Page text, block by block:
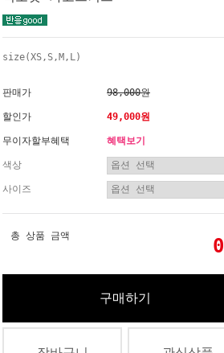
size(XS,S,M,L)
판매가 98,000원
할인가 49,000원
무이자할부혜택 혜택보기
색상
사이즈
총 상품 금액 0
구매하기